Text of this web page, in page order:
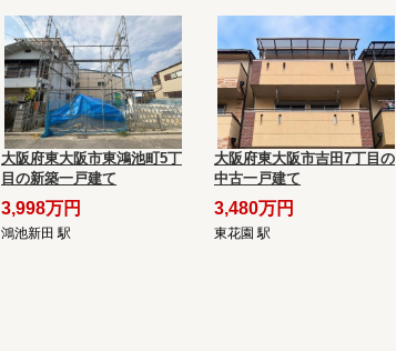
大阪府東大阪市東鴻池町5丁
目の新築一戸建て
3,998万円
鴻池新田 駅
大阪府東大阪市吉田7丁目の
中古一戸建て
3,480万円
東花園 駅